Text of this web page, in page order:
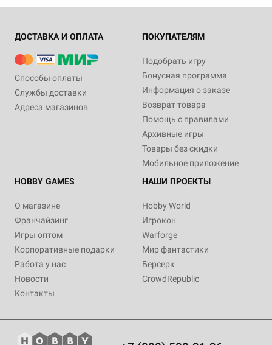
ДОСТАВКА И ОПЛАТА
Способы оплаты
Службы доставки
Адреса магазинов
ПОКУПАТЕЛЯМ
Подобрать игру
Бонусная программа
Информация о заказе
Возврат товара
Помощь с правилами
Архивные игры
Товары без скидки
Мобильное приложение
HOBBY GAMES
О магазине
Франчайзинг
Игры оптом
Корпоративные подарки
Работа у нас
Новости
Контакты
НАШИ ПРОЕКТЫ
Hobby World
Игрокон
Warforge
Мир фантастики
Берсерк
CrowdRepublic